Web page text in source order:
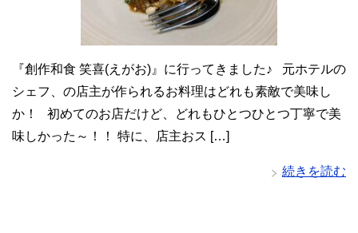
『創作和食 笑喜(えがお)』に行ってきました♪ 元ホテルの
シェフ、の店主が作られるお料理はどれも素敵で美味し
か！ 初めてのお店だけど、どれもひとつひとつ丁寧で美
味しかった～！！ 特に、店主おス […]
続きを読む